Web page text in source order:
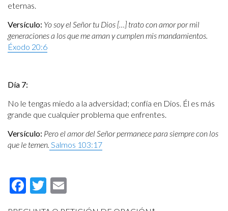
eternas.
Versículo: Yo soy el Señor tu Dios […] trato con amor por mil
generaciones a los que me aman y cumplen mis mandamientos.
Éxodo 20:6
Día 7:
No le tengas miedo a la adversidad; confía en Dios. Él es más
grande que cualquier problema que enfrentes.
Versículo: Pero el amor del Señor permanece para siempre con los
que le temen. Salmos 103:17
Facebook
Twitter